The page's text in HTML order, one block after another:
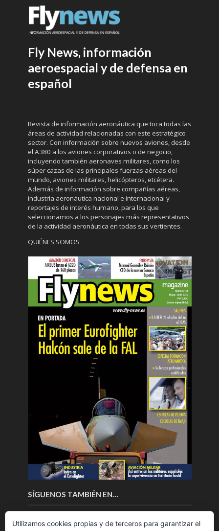
Fly News, información
aeroespacial y de defensa en
español
Revista de información aeronáutica que toca todas las
áreas de actividad relacionadas con este estratégico
sector. Con información sobre nuevos aviones, desde
el A380 a los aviones corporativos o de negocio,
incluyendo también aeronaves militares, como los
súper cazas de las principales fuerzas aéreas del
mundo, aviones militares, helicópteros, etcétera.
Además de información sobre compañías aéreas,
industria aeronáutica nacional e internacional y
reportajes de interés humano, para los que
seleccionamos a los personajes más representativos
de la actividad aeronáutica en todas sus vertientes.
QUIÉNES SOMOS
SÍGUENOS TAMBIÉN EN…
Utilizamos cookies propias y de terceros para garantizar el